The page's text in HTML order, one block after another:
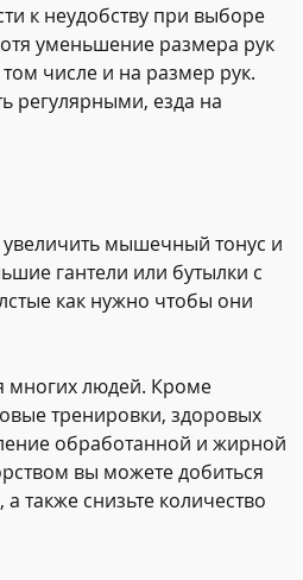
к неудобству при выборе
уменьшение размера рук
числе и на размер рук.
регулярными, езда на
мышечный тонус и
гантели или бутылки с
как нужно чтобы они
многих людей. Кроме
тренировки, здоровых
обработанной и жирной
вы можете добиться
также снизьте количество